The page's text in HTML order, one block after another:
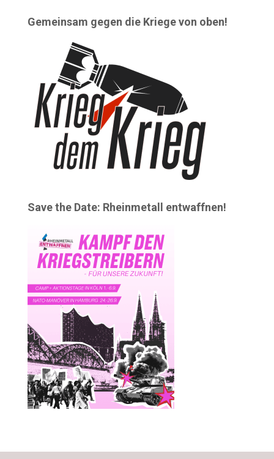
Gemeinsam gegen die Kriege von oben!
Save the Date: Rheinmetall entwaffnen!